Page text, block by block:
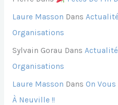
Laure Masson Dans
Organisations
Sylvain Gorau Dans
Organisations
Laure Masson Dans On
À Neuville !!